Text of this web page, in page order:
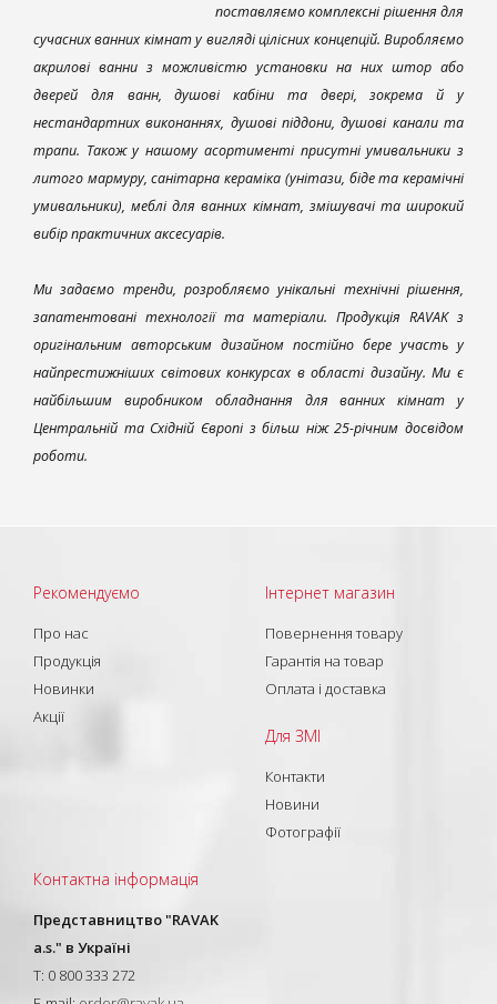
поставляємо комплексні рішення для
сучасних ванних кімнат у вигляді цілісних концепцій. Виробляємо
акрилові ванни з можливістю установки на них штор або
дверей для ванн, душові кабіни та двері, зокрема й у
нестандартних виконаннях, душові піддони, душові канали та
трапи. Також у нашому асортименті присутні умивальники з
литого мармуру, санітарна кераміка (унітази, біде та керамічні
умивальники), меблі для ванних кімнат, змішувачі та широкий
вибір практичних аксесуарів.
Ми задаємо тренди, розробляємо унікальні технічні рішення,
запатентовані технології та матеріали. Продукція RAVAK з
оригінальним авторським дизайном постійно бере участь у
найпрестижніших світових конкурсах в області дизайну. Ми є
найбільшим виробником обладнання для ванних кімнат у
Центральній та Східній Європі з більш ніж 25-річним досвідом
роботи.
Рекомендуємо
Про нас
Продукція
Новинки
Акції
Інтернет магазин
Повернення товару
Гарантія на товар
Оплата і доставка
Для ЗМІ
Контакти
Новини
Фотографії
Контактна інформація
Представництво "RAVAK
a.s." в Україні
T: 0 800 333 272